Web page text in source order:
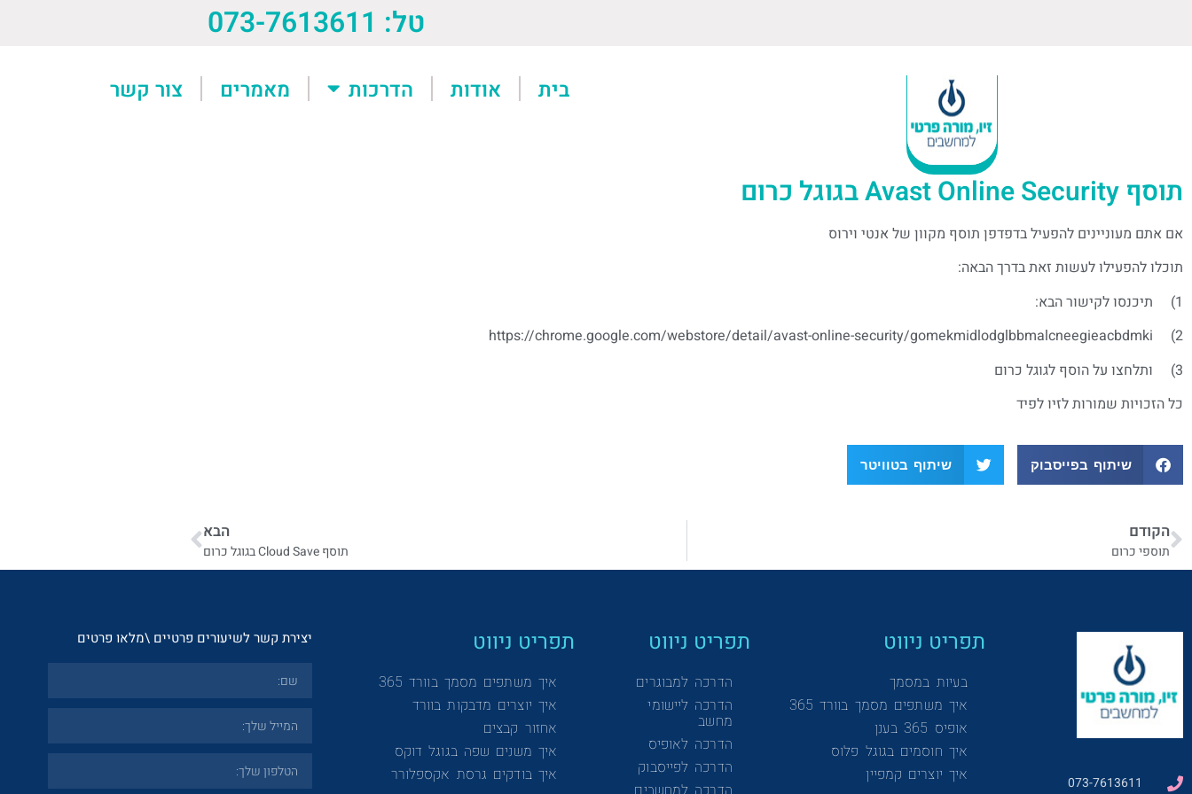
טל: 073-7613611
בית אודות הדרכות מאמרים צור קשר
תוסף Avast Online Security בגוגל כרום
אם אתם מעוניינים להפעיל בדפדפן תוסף מקוון של אנטי וירוס
תוכלו להפעילו לעשות זאת בדרך הבאה:
1) תיכנסו לקישור הבא:
2) https://chrome.google.com/webstore/detail/avast-online-security/gomekmidlodglbbmalcneegieacbdmki
3) ותלחצו על הוסף לגוגל כרום
כל הזכויות שמורות לזיו לפיד
שיתוף בפייסבוק שיתוף בטוויטר
הקודם
תוספי כרום
הבא
תוסף Cloud Save בגוגל כרום
073-7613611
תפריט ניווט
בעיות במסמך
איך משתפים מסמך בוורד 365
אופיס 365 בענן
איך חוסמים בגוגל פלוס
איך יוצרים קמפיין
תפריט ניווט
הדרכה למבוגרים
הדרכה ליישומי
מחשב
הדרכה לאופיס
הדרכה לפייסבוק
הדרכה למחשבים
תפריט ניווט
איך משתפים מסמך בוורד 365
איך יוצרים מדבקות בוורד
אחזור קבצים
איך משנים שפה בגוגל דוקס
איך בודקים גרסת אקספלורר
יצירת קשר לשיעורים פרטיים \מלאו פרטים